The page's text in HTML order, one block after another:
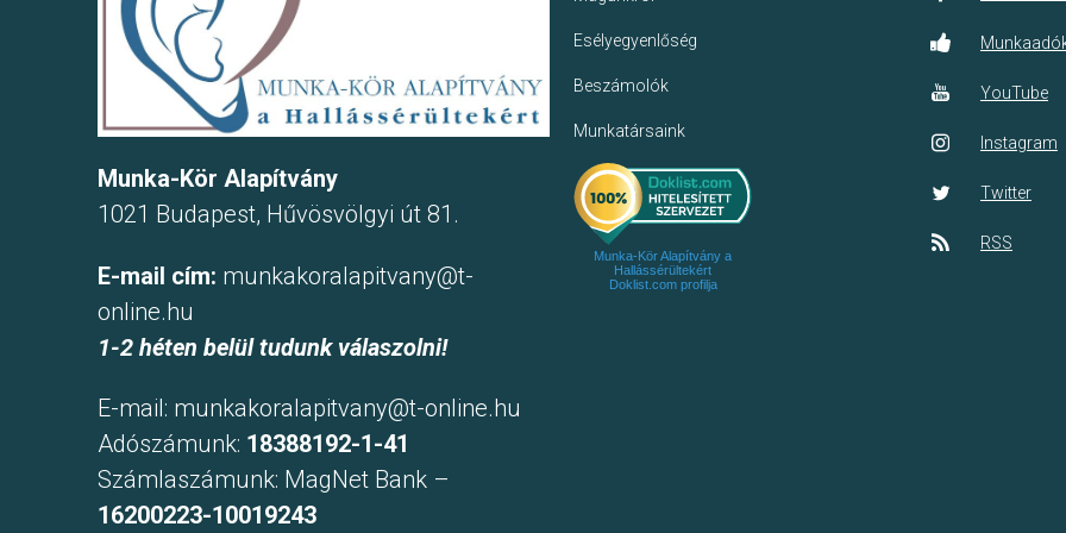
Munka-Kör Alapítvány
1021 Budapest, Hűvösvölgyi út 81.
E-mail cím: munkakoralapitvany@t-
online.hu
1-2 héten belül tudunk válaszolni!
E-mail: munkakoralapitvany@t-online.hu
Adószámunk: 18388192-1-41
Számlaszámunk: MagNet Bank –
16200223-10019243
Esélyegyenlőség
Beszámolók
Munkatársaink
Munka-Kör Alapítvány a
Hallássérültekért
Doklist.com profilja
YouTube
Instagram
Twitter
RSS